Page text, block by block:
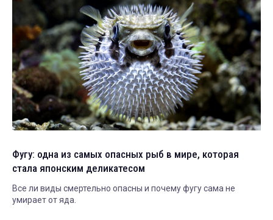
Фугу: одна из самых опасных рыб в мире, которая
стала японским деликатесом
Все ли виды смертельно опасны и почему фугу сама не
умирает от яда.